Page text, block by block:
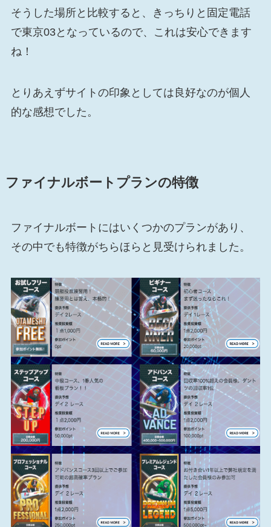
そうした場所と比較すると、きっちりと固定電話
で東京03となっているので、これは安心できます
ね！
とりあえずサイトの印象としては良好なのが個人
的な感想でした。
ファイナルボートプランの特徴
ファイナルボートにはいくつかのプランがあり、
その中でも特徴がちらほらと見受けられました。